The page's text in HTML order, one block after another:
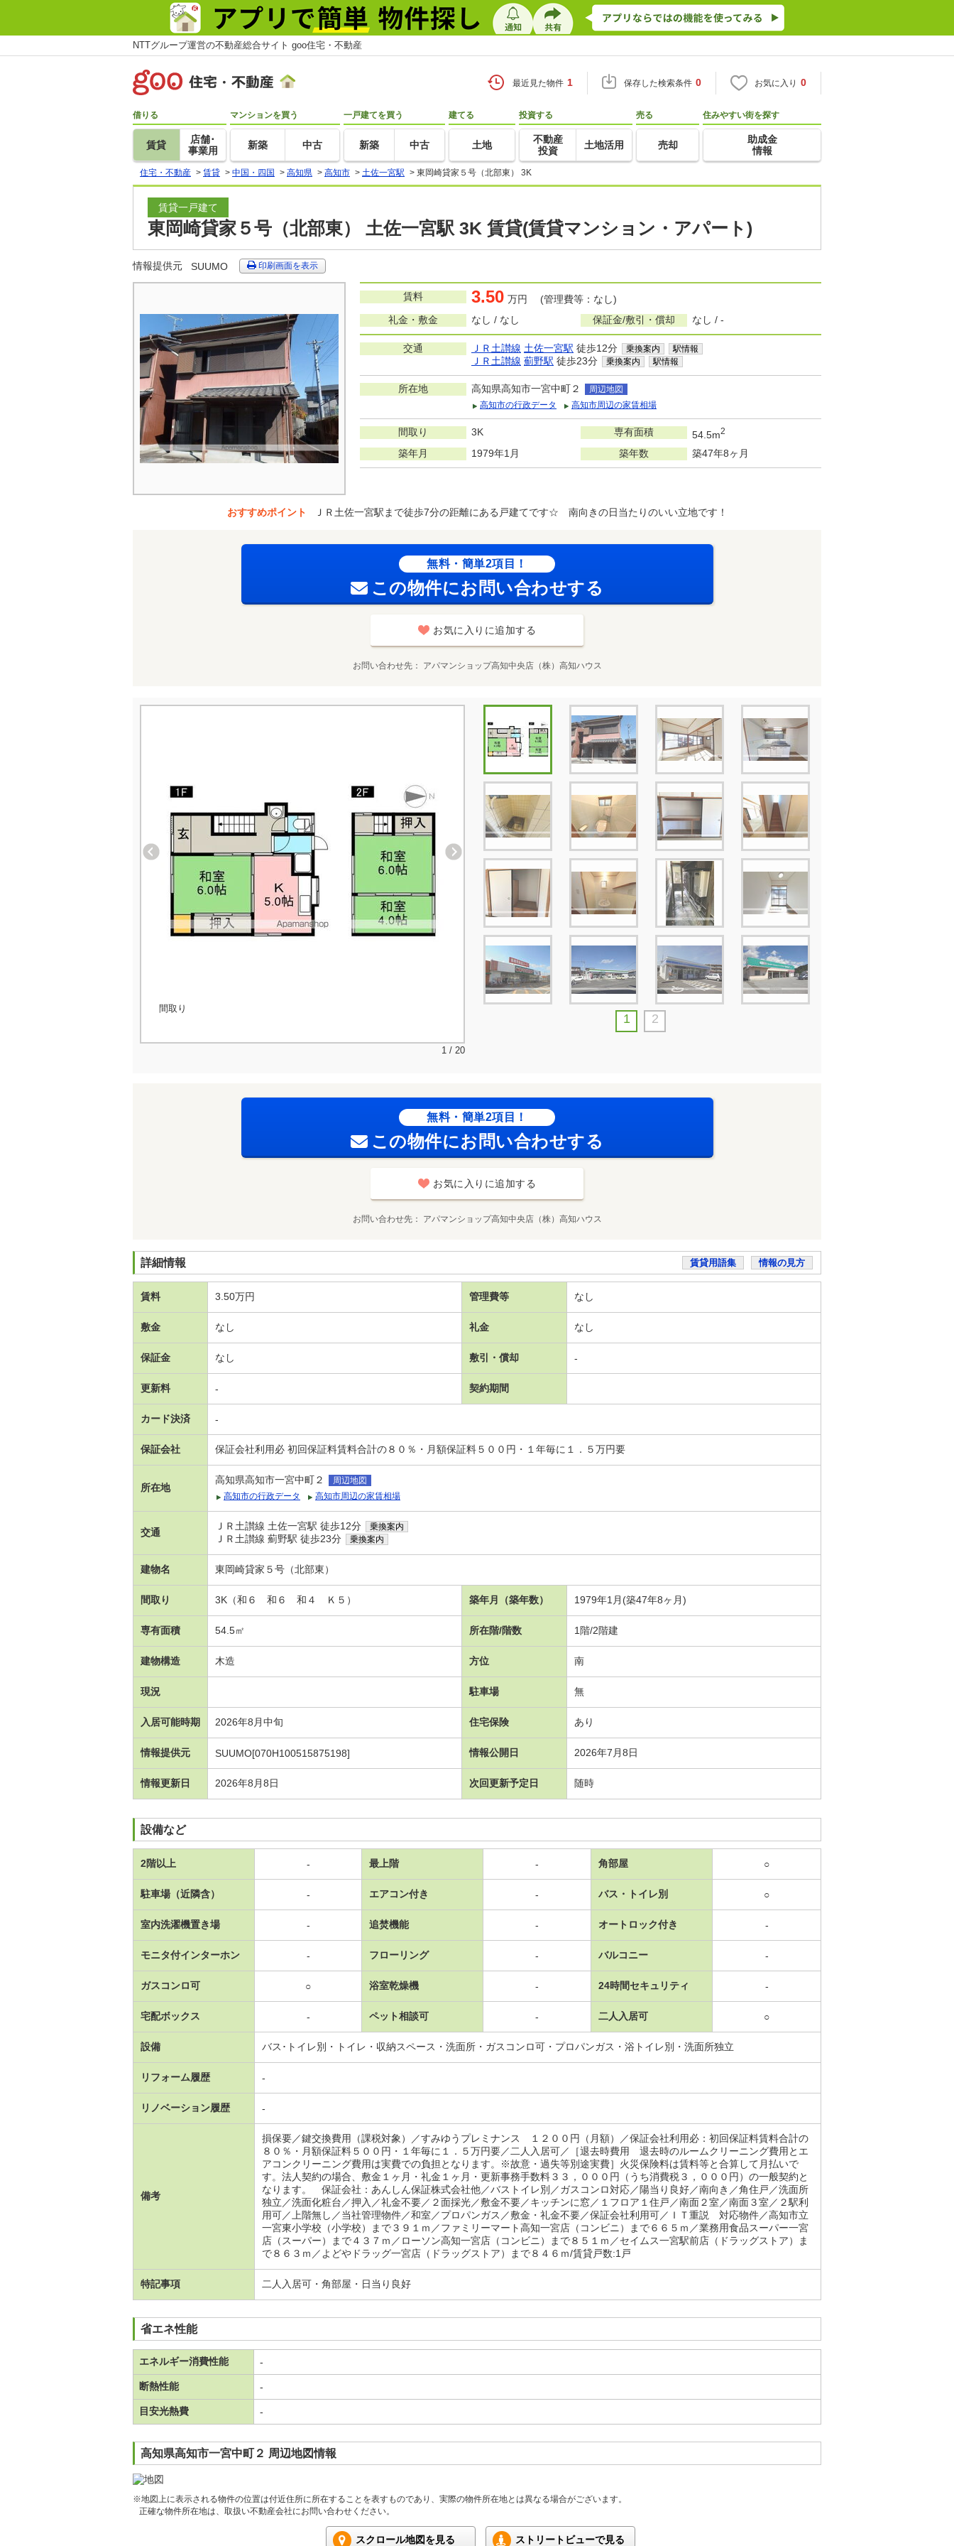
NTTグループ運営の不動産総合サイト goo住宅・不動産
最近見た物件 1 保存した検索条件 0 お気に入り 0
借りる
賃貸
店舗･
事業用
マンションを買う
新築 中古
一戸建てを買う
新築 中古
建てる
土地
投資する
不動産
投資
土地活用
売る
売却
住みやすい街を探す
助成金
情報
住宅・不動産 > 賃貸 > 中国・四国 > 高知県 > 高知市 > 土佐一宮駅 > 東岡崎貸家５号（北部東） 3K
賃貸一戸建て
東岡崎貸家５号（北部東） 土佐一宮駅 3K 賃貸(賃貸マンション・アパート)
情報提供元 SUUMO 印刷画面を表示
賃料 3.50 万円 (管理費等：なし)
礼金・敷金
なし / なし 保証金/敷引・償却 なし / -
交通 ＪＲ土讃線 土佐一宮駅 徒歩12分 乗換案内 駅情報
ＪＲ土讃線 薊野駅 徒歩23分 乗換案内 駅情報
所在地 高知県高知市一宮中町２
周辺地図
高知市の行政データ
高知市周辺の家賃相場
間取り 3K 専有面積 54.5m2
築年月 1979年1月 築年数 築47年8ヶ月
おすすめポイント ＪＲ土佐一宮駅まで徒歩7分の距離にある戸建てです☆ 南向きの日当たりのいい立地です！
無料・簡単2項目！
この物件にお問い合わせする
お気に入りに追加する
お問い合わせ先 アパマンショップ高知中央店（株）高知ハウス
間取り
1 / 20
1 2
無料・簡単2項目！
この物件にお問い合わせする
お気に入りに追加する
お問い合わせ先 アパマンショップ高知中央店（株）高知ハウス
詳細情報 賃貸用語集 情報の見方
賃料 3.50万円 管理費等 なし
敷金 なし 礼金 なし
保証金 なし 敷引・償却 -
更新料 - 契約期間
カード決済 -
保証会社 保証会社利用必 初回保証料賃料合計の８０％・月額保証料５００円・１年毎に１．５万円要
所在地
高知県高知市一宮中町２
周辺地図
高知市の行政データ
高知市周辺の家賃相場
交通
ＪＲ土讃線 土佐一宮駅 徒歩12分 乗換案内
ＪＲ土讃線 薊野駅 徒歩23分 乗換案内
建物名 東岡崎貸家５号（北部東）
間取り 3K（和６ 和６ 和４ Ｋ５） 築年月（築年数） 1979年1月(築47年8ヶ月)
専有面積 54.5㎡ 所在階/階数 1階/2階建
建物構造 木造 方位 南
現況 駐車場 無
入居可能時期 2026年8月中旬 住宅保険 あり
情報提供元 SUUMO[070H100515875198] 情報公開日 2026年7月8日
情報更新日 2026年8月8日 次回更新予定日 随時
設備など
2階以上 - 最上階 - 角部屋 ○
駐車場（近隣含） - エアコン付き - バス・トイレ別 ○
室内洗濯機置き場 - 追焚機能 - オートロック付き -
モニタ付インターホン - フローリング - バルコニー -
ガスコンロ可 ○ 浴室乾燥機 - 24時間セキュリティ -
宅配ボックス - ペット相談可 - 二人入居可 ○
設備 バス･トイレ別・トイレ・収納スペース・洗面所・ガスコンロ可・プロパンガス・浴トイレ別・洗面所独立
リフォーム履歴 -
リノベーション履歴 -
備考
損保要／鍵交換費用（課税対象）／すみゆうプレミナンス １２００円（月額）／保証会社利用必：初回保証料賃料合計の
８０％・月額保証料５００円・１年毎に１．５万円要／二人入居可／［退去時費用 退去時のルームクリーニング費用とエ
アコンクリーニング費用は実費での負担となります。※故意・過失等別途実費］火災保険料は賃料等と合算して月払いで
す。法人契約の場合、敷金１ヶ月・礼金１ヶ月・更新事務手数料３３，０００円（うち消費税３，０００円）の一般契約と
なります。 保証会社：あんしん保証株式会社他／バストイレ別／ガスコンロ対応／陽当り良好／南向き／角住戸／洗面所
独立／洗面化粧台／押入／礼金不要／２面採光／敷金不要／キッチンに窓／１フロア１住戸／南面２室／南面３室／２駅利
用可／上階無し／当社管理物件／和室／プロパンガス／敷金・礼金不要／保証会社利用可／ＩＴ重説 対応物件／高知市立
一宮東小学校（小学校）まで３９１ｍ／ファミリーマート高知一宮店（コンビニ）まで６６５ｍ／業務用食品スーパー一宮
店（スーパー）まで４３７ｍ／ローソン高知一宮店（コンビニ）まで８５１ｍ／セイムス一宮駅前店（ドラッグストア）ま
で８６３ｍ／よどやドラッグ一宮店（ドラッグストア）まで８４６ｍ/賃貸戸数:1戸
特記事項 二人入居可・角部屋・日当り良好
省エネ性能
エネルギー消費性能 -
断熱性能 -
目安光熱費 -
高知県高知市一宮中町２ 周辺地図情報
※地図上に表示される物件の位置は付近住所に所在することを表すものであり、実際の物件所在地とは異なる場合がございます。
正確な物件所在地は、取扱い不動産会社にお問い合わせください。
スクロール地図を見る ストリートビューで見る